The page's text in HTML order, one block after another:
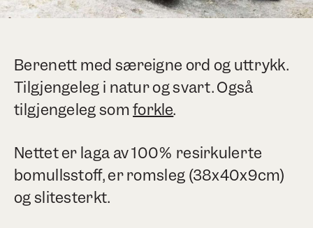
Berenett med særeigne ord og uttrykk.
Tilgjengeleg i natur og svart. Også
tilgjengeleg somforkle.
Nettet er laga av 100% resirkulerte
bomullsstoff, er romsleg (38x40x9cm)
og slitesterkt.